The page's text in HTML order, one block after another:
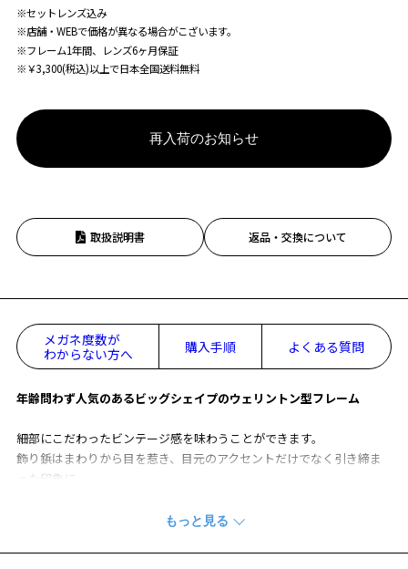
※セットレンズ込み
※店舗・WEBで価格が異なる場合がこざいます。
※フレーム1年間、レンズ6ヶ月保証
※￥3,300(税込)以上で日本全国送料無料
再入荷のお知らせ
取扱説明書 返品・交換について
メガネ度数が
わからない方へ
購入手順 よくある質問
年齢問わず人気のあるビッグシェイプのウェリントン型フレーム
細部にこだわったビンテージ感を味わうことができます。
飾り鋲はまわりから目を惹き、目元のアクセントだけでなく引き締ま
った印象に。
ク感を取り入れることで気張らずにかけられるデザイン。